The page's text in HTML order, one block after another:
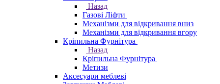
Назад
Газові Ліфти
Механізми для відкривання вниз
Механізми для відкривання вгору
Кріпильна Фурнітура
Назад
Кріпильна Фурнітура
Метизи
Аксесуари меблеві